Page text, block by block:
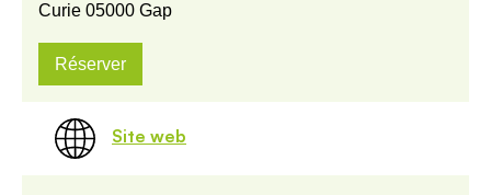
Curie 05000 Gap
Réserver
Site web